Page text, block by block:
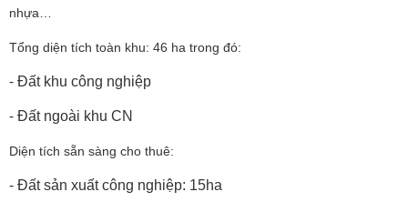
nhựa…
Tổng diện tích toàn khu: 46 ha trong đó:
- Đất khu công nghiệp
- Đất ngoài khu CN
Diện tích sẵn sàng cho thuê:
- Đất sản xuất công nghiệp: 15ha